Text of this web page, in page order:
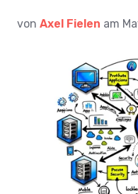
von Axel Fielen am